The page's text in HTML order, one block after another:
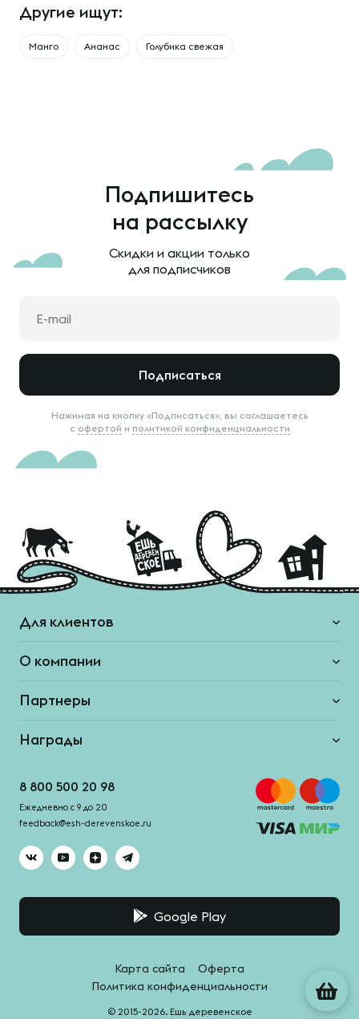
Другие ищут:
Манго Ананас Голубика свежая
Подпишитесь
на рассылку
Скидки и акции только
для подписчиков
Подписаться
Нажимая на кнопку «Подписаться», вы соглашаетесь
с офертой и политикой конфиденциальности
Для клиентов
О компании
Партнеры
Награды
8 800 500 20 98
Ежедневно с 9 до 20
feedback@esh-derevenskoe.ru
Google Play
© 2015-2026. Ешь деревенское
Карта сайта
Оферта
Политика конфиденциальности